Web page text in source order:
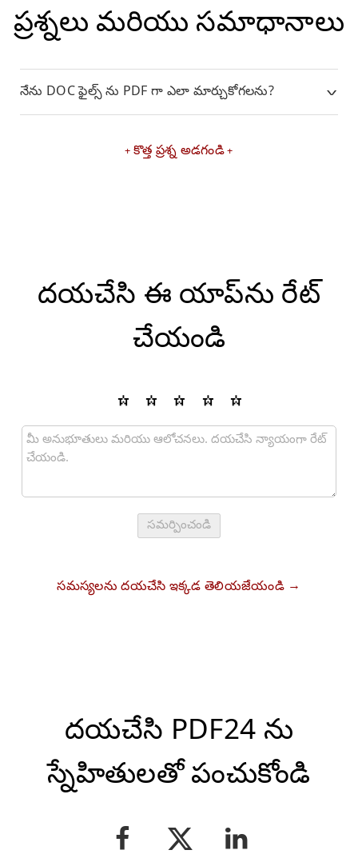
ప్రశ్నలు మరియు సమాధానాలు
నేను DOC ఫైల్స్ ను PDF గా ఎలా మార్చుకోగలను?
కొత్త ప్రశ్న అడగండి
దయచేసి ఈ యాప్‌ను రేట్
చేయండి
సమర్పించండి
సమస్యలను దయచేసి ఇక్కడ తెలియజేయండి
దయచేసి PDF24 ను
స్నేహితులతో పంచుకోండి